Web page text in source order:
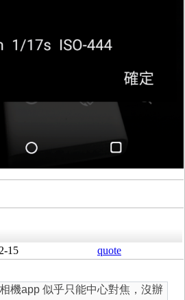
15 quote
機app 似乎只能中心對焦，沒辦